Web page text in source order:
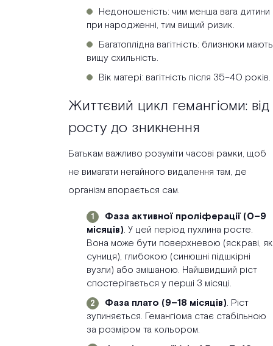
Недоношеність: чим менша вага дитини
при народженні, тим вищий ризик.
Багатоплідна вагітність: близнюки мають
вищу схильність.
Вік матері: вагітність після 35–40 років.
Життєвий цикл гемангіоми: від
росту до зникнення
Батькам важливо розуміти часові рамки, щоб
не вимагати негайного видалення там, де
організм впорається сам.
Фаза активної проліферації (0–9
місяців). У цей період пухлина росте.
Вона може бути поверхневою (яскраві, як
суниця), глибокою (синюшні підшкірні
вузли) або змішаною. Найшвидший ріст
спостерігається у перші 3 місяці.
Фаза плато (9–18 місяців). Ріст
зупиняється. Гемангіома стає стабільною
за розміром та кольором.